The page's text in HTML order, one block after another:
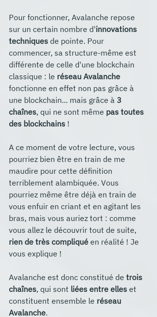
Pour fonctionner, Avalanche repose
sur un certain nombre d'innovations
techniques de pointe. Pour
commencer, sa structure-même est
différente de celle d'une blockchain
classique : le réseau Avalanche
fonctionne en effet non pas grâce à
une blockchain... mais grâce à 3
chaînes, qui ne sont même pas toutes
des blockchains !
A ce moment de votre lecture, vous
pourriez bien être en train de me
maudire pour cette définition
terriblement alambiquée. Vous
pourriez même être déjà en train de
vous enfuir en criant et en agitant les
bras, mais vous auriez tort : comme
vous allez le découvrir tout de suite,
rien de très compliqué en réalité ! Je
vous explique !
Avalanche est donc constitué de trois
chaînes, qui sont liées entre elles et
constituent ensemble le réseau
Avalanche.